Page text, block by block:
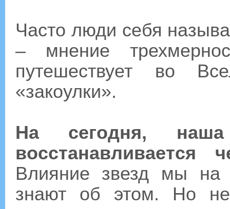
Часто люди себя
– мнение
путешествует во
«закоулки».
На сегодня,
Влияние звезд мы на
знают об этом. Но